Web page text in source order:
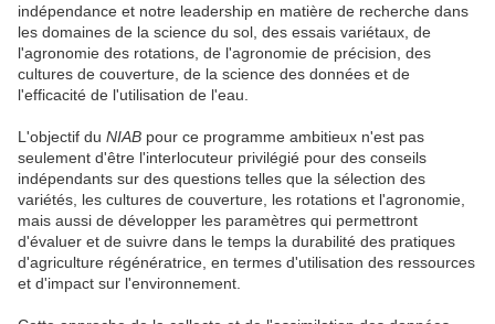
indépendance et notre leadership en matière de recherche dans
les domaines de la science du sol, des essais variétaux, de
l'agronomie des rotations, de l'agronomie de précision, des
cultures de couverture, de la science des données et de
l'efficacité de l'utilisation de l'eau.
L'objectif du NIAB pour ce programme ambitieux n'est pas
seulement d'être l'interlocuteur privilégié pour des conseils
indépendants sur des questions telles que la sélection des
variétés, les cultures de couverture, les rotations et l'agronomie,
mais aussi de développer les paramètres qui permettront
d'évaluer et de suivre dans le temps la durabilité des pratiques
d'agriculture régénératrice, en termes d'utilisation des ressources
et d'impact sur l'environnement.